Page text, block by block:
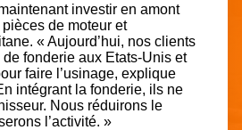
investir en amont
de moteur et
« Aujourd’hui, nos clients
fonderie aux Etats-Unis et
faire l’usinage, explique
intégrant la fonderie, ils ne
Nous réduirons le
l’activité. »